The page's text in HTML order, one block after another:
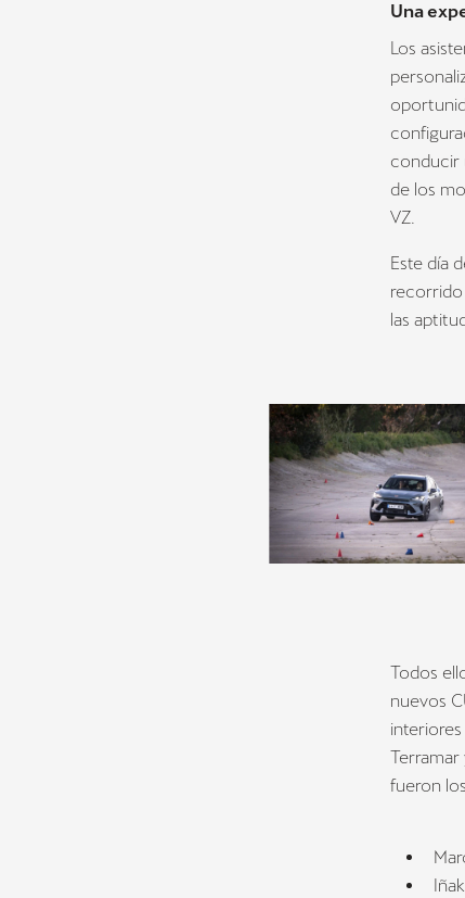
Una
Los
conducir
de los
VZ.
Este día
recorrido
las
Todos
nuevos
Terramar
fueron